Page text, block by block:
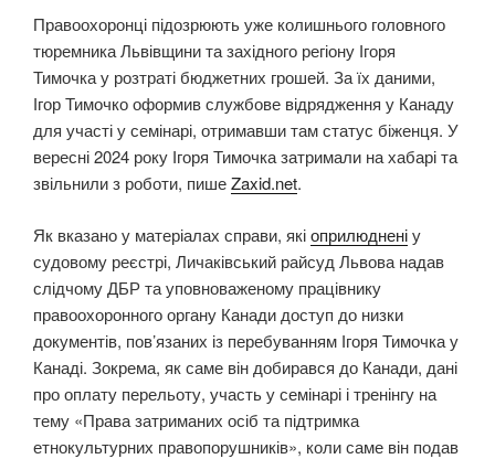
Правоохоронці підозрюють уже колишнього головного
тюремника Львівщини та західного регіону Ігоря
Тимочка у розтраті бюджетних грошей. За їх даними,
Ігор Тимочко оформив службове відрядження у Канаду
для участі у семінарі, отримавши там статус біженця. У
вересні 2024 року Ігоря Тимочка затримали на хабарі та
звільнили з роботи, пишеZaxid.net.
Як вказано у матеріалах справи, якіоприлюдненіу
судовому реєстрі, Личаківський райсуд Львова надав
слідчому ДБР та уповноваженому працівнику
правоохоронного органу Канади доступ до низки
документів, пов’язаних із перебуванням Ігоря Тимочка у
Канаді. Зокрема, як саме він добирався до Канади, дані
про оплату перельоту, участь у семінарі і тренінгу на
тему «Права затриманих осіб та підтримка
етнокультурних правопорушників», коли саме він подав